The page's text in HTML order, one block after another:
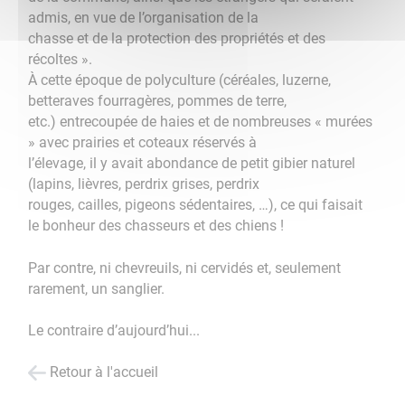
admis, en vue de l’organisation de la
chasse et de la protection des propriétés et des
récoltes ».
À cette époque de polyculture (céréales, luzerne,
betteraves fourragères, pommes de terre,
etc.) entrecoupée de haies et de nombreuses « murées
» avec prairies et coteaux réservés à
l’élevage, il y avait abondance de petit gibier naturel
(lapins, lièvres, perdrix grises, perdrix
rouges, cailles, pigeons sédentaires, …), ce qui faisait
le bonheur des chasseurs et des chiens !
Par contre, ni chevreuils, ni cervidés et, seulement
rarement, un sanglier.
Le contraire d’aujourd’hui...
Retour à l'accueil